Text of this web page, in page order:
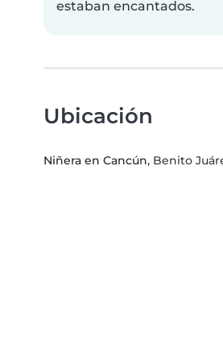
estaban encantados.
Ubicación
Niñera en Cancún, Benito